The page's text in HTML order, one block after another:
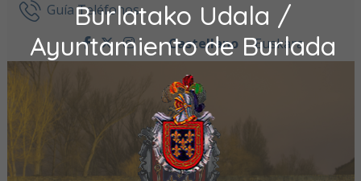
Burlatako Udala /
Ayuntamiento de Burlada
Ir al contenidoGuía Teléfonos
facebook
twitter
instagram
Castellano Euskara